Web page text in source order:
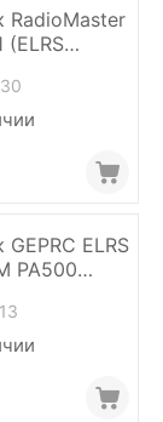
RadioMaster
(ELRS
ELRS
PA500